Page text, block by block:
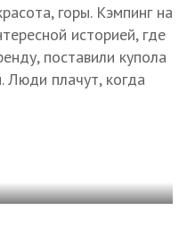
горы. Кэмпинг на
историей, где
поставили купола
Люди плачут, когда